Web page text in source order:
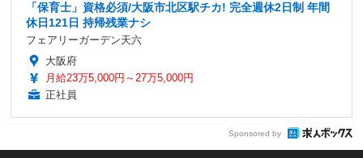
「保育士」資格必須/大阪市北区駅チカ! 完全週休2日制 年間
休日121日 持帰残業ナシ
フェアリーガーデン天六
大阪府
月給23万5,000円～27万5,000円
正社員
Sponsored by